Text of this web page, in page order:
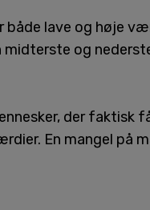
både lave og høje
og
der faktisk
En mangel på